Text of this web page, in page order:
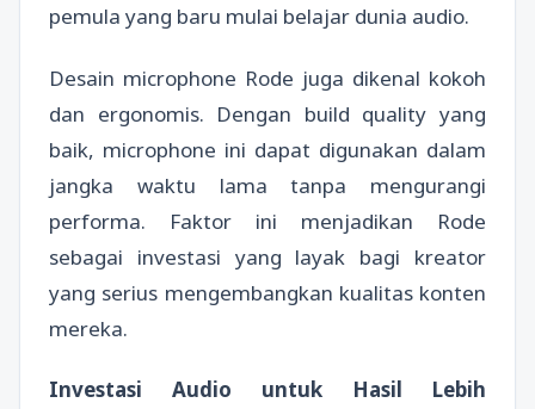
pemula yang baru mulai belajar dunia audio.
Desain microphone Rode juga dikenal kokoh
dan ergonomis. Dengan build quality yang
baik, microphone ini dapat digunakan dalam
jangka waktu lama tanpa mengurangi
performa. Faktor ini menjadikan Rode
sebagai investasi yang layak bagi kreator
yang serius mengembangkan kualitas konten
mereka.
Investasi Audio untuk Hasil Lebih